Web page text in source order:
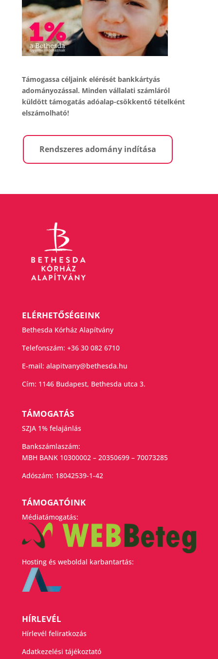
Támogassa céljaink elérését bankkártyás
adományozással. Minden vállalati számláról
küldött támogatás adóalap-csökkentő tételként
elszámolható!
Rendszeres adomány indítása
ELÉRHETŐSÉGEINK
Bethesda Kórház Alapítvány
Telefonszám: +36 30 082 6710
E-mail: alapitvany@bethesda.hu
Cím: 1146 Budapest, Bethesda utca 3.
TÁMOGATÁS
SZJA 1% felajánlás
Bankszámlaszám:
MBH BANK 10300002 – 20350699 – 70073285
Adószám: 18042539-1-42
TÁMOGATÓINK
Médiatámogatás:
Hosting és weboldal karbantartás:
HÍRLEVÉL
Hírlevél feliratkozás
Adatkezelési tájékoztató